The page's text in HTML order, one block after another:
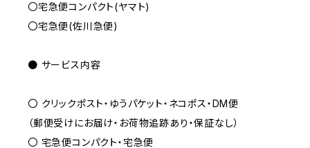
〇宅急便コンパクト(ヤマト)
〇宅急便(佐川急便)
● サービス内容
〇 クリックポスト・ゆうパケット・ネコポス・DM便
（郵便受けにお届け・お荷物追跡あり・保証なし）
〇 宅急便コンパクト・宅急便